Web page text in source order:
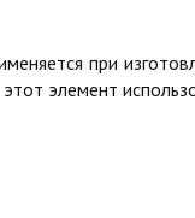
при
элемент